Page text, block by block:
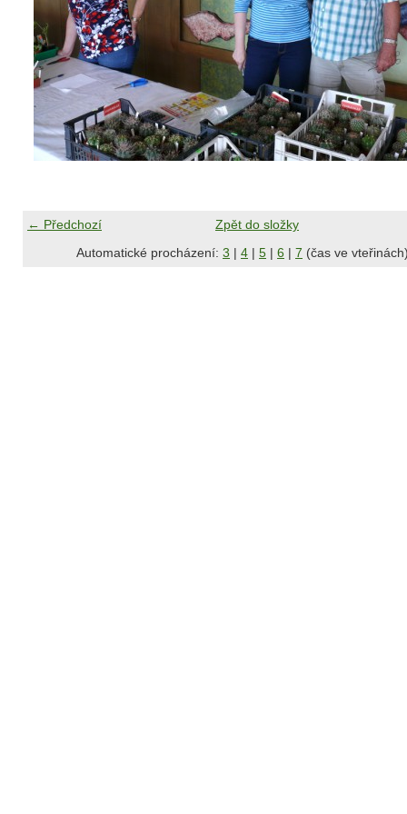
← Předchozí
Zpět do složky
Automatické procházení: 3 | 4 | 5 | 6 | 7 (čas ve